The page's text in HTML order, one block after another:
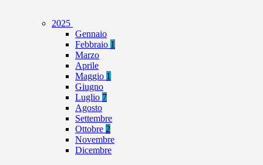
2025
Gennaio
Febbraio 1
Marzo
Aprile
Maggio 1
Giugno
Luglio 7
Agosto
Settembre
Ottobre 2
Novembre
Dicembre